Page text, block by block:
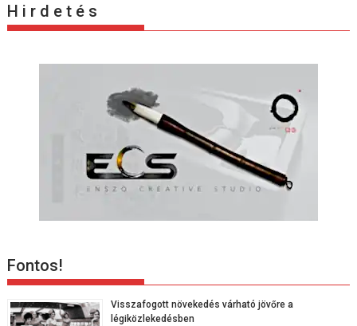
H i r d e t é s
Fontos!
Visszafogott növekedés várható jövőre a
légiközlekedésben